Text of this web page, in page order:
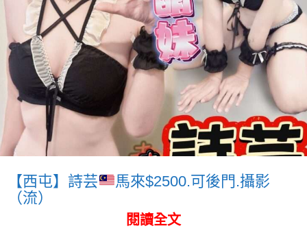
【西屯】詩芸
馬來$2500.可後門.攝影
（流）
閱讀全文